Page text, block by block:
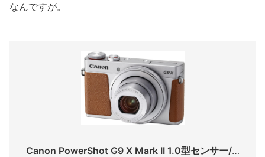
なんですが。
Canon PowerShot G9 X Mark II 1.0型センサー/光学3倍